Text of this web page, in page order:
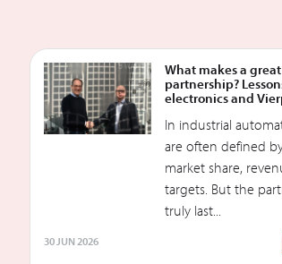
What makes a
partnership?
electronics and
In industrial
are often defined
market share,
targets. But the
truly last...
30 JUN 2026